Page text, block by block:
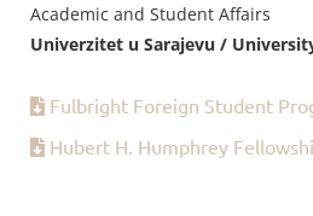
Academic and Student Affairs
Univerzitet u Sarajevu /
Fulbright Foreign Student
Hubert H. Humphrey